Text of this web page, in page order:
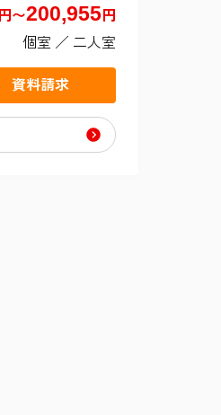
円〜200,955 円
個室 ／ 二人室
資料請求